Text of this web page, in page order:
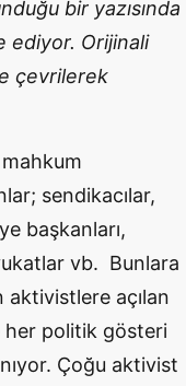
bir yazısında
ediyor. Orijinali
çevrilerek
sendikacılar,
başkanları,
vb. Bunlara
aktivistlere açılan
her politik gösteri
Çoğu aktivist